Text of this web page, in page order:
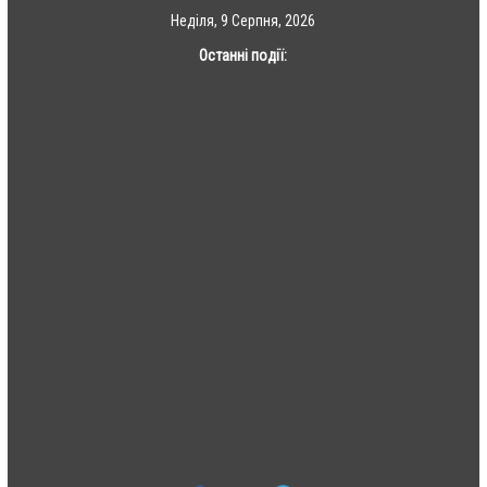
Неділя, 9 Серпня, 2026
Останні події: